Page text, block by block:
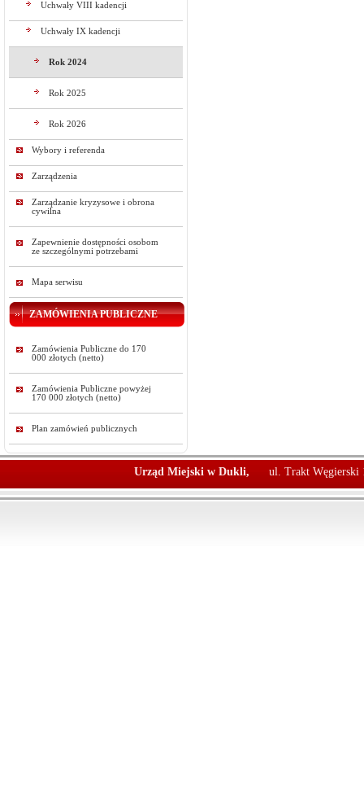
Uchwały VIII kadencji
Uchwały IX kadencji
Rok 2024
Rok 2025
Rok 2026
Wybory i referenda
Zarządzenia
Zarządzanie kryzysowe i obrona
cywilna
Zapewnienie dostępności osobom
ze szczególnymi potrzebami
Mapa serwisu
ZAMÓWIENIA PUBLICZNE
Zamówienia Publiczne do 170
000 złotych (netto)
Zamówienia Publiczne powyżej
170 000 złotych (netto)
Plan zamówień publicznych
Urząd Miejski w Dukli, ul. Trakt Węgierski